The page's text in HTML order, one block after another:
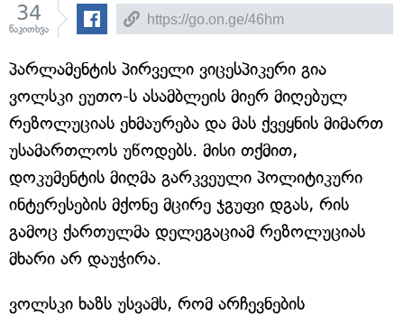
34
წაკითხვა
პარლამენტის პირველი ვიცესპიკერი გია
ვოლსკი ეუთო-ს ასამბლეის მიერ მიღებულ
რეზოლუციას ეხმაურება და მას ქვეყნის მიმართ
უსამართლოს უწოდებს. მისი თქმით,
დოკუმენტის მიღმა გარკვეული პოლიტიკური
ინტერესების მქონე მცირე ჯგუფი დგას, რის
გამოც ქართულმა დელეგაციამ რეზოლუციას
მხარი არ დაუჭირა.
ვოლსკი ხაზს უსვამს, რომ არჩევნების